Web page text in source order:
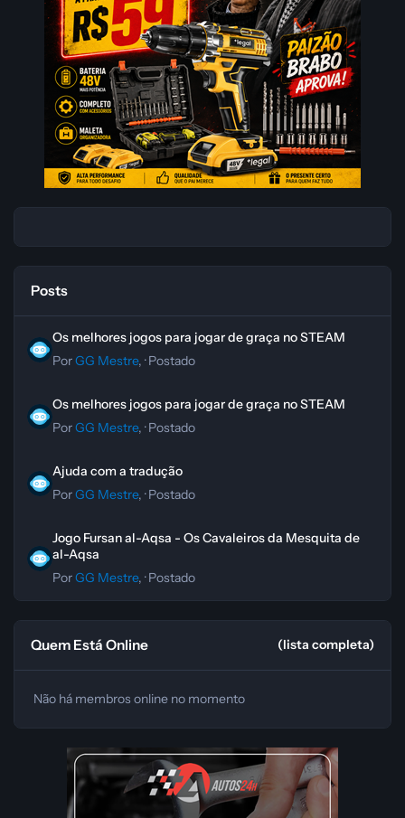
Posts
Os melhores jogos para jogar de graça no STEAM
PorGG Mestre, ·Postado
Os melhores jogos para jogar de graça no STEAM
PorGG Mestre, ·Postado
Ajuda com a tradução
PorGG Mestre, ·Postado
Jogo Fursan al-Aqsa - Os Cavaleiros da Mesquita de
al-Aqsa
PorGG Mestre, ·Postado
Quem Está Online (lista completa)
Não há membros online no momento